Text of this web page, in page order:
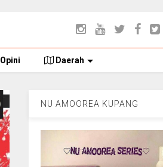
Opini Daerah
NU AMOOREA KUPANG